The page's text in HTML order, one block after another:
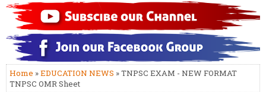
Home »EDUCATION NEWS » TNPSC EXAM - NEW FORMAT
TNPSC OMR Sheet